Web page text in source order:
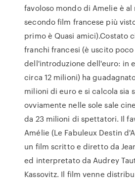
favoloso mondo di Amelie è
secondo film francese più
primo è Quasi amici).Costato
franchi francesi (è uscito
dell'introduzione dell'euro: in
circa 12 milioni) ha
milioni di euro e si calcola sia
ovviamente nelle sole sale
da 23 milioni di spettatori. Il
Amélie (Le Fabuleux Destin
un film scritto e diretto da
ed interpretato da Audrey
Kassovitz. Il film venne